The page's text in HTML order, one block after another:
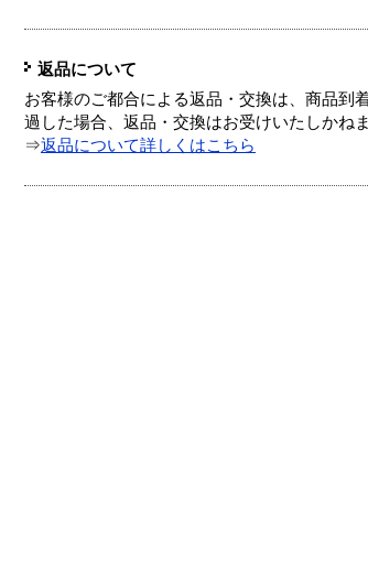
返品について
お客様のご都合による返品・交換は、商品到
過した場合、返品・交換はお受けいたしかねま
⇒返品について詳しくはこちら